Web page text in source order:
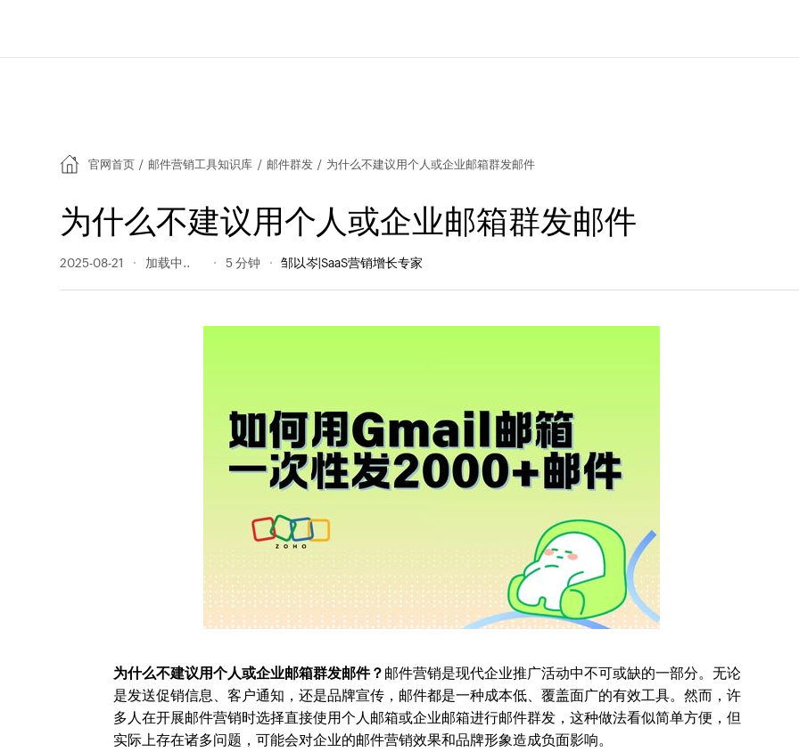
官网首页 / 邮件营销工具知识库 / 邮件群发 / 为什么不建议用个人或企业邮箱群发邮件
为什么不建议用个人或企业邮箱群发邮件
2025-08-21 173 阅读量 5 分钟 邹以岑|SaaS营销增长专家
为什么不建议用个人或企业邮箱群发邮件？ 邮件营销是现代企业推广活动中不可或缺的一部分。无论
是发送促销信息、客户通知，还是品牌宣传，邮件都是一种成本低、覆盖面广的有效工具。然而，许
多人在开展邮件营销时选择直接使用个人邮箱或企业邮箱进行邮件群发，这种做法看似简单方便，但
实际上存在诸多问题，可能会对企业的邮件营销效果和品牌形象造成负面影响。